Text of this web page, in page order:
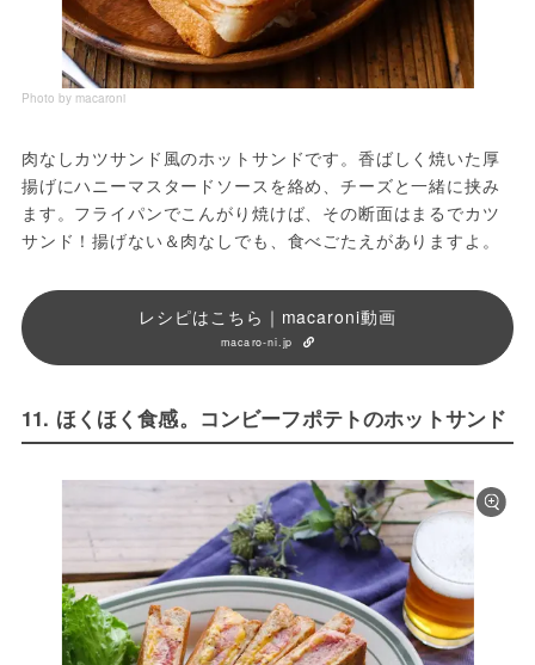
Photo by macaroni
肉なしカツサンド風のホットサンドです。香ばしく焼いた厚
揚げにハニーマスタードソースを絡め、チーズと一緒に挟み
ます。フライパンでこんがり焼けば、その断面はまるでカツ
サンド！揚げない＆肉なしでも、食べごたえがありますよ。
レシピはこちら｜macaroni動画
macaro-ni.jp
11. ほくほく食感。コンビーフポテトのホットサンド